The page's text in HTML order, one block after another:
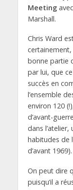
Meeting
Marshall.
Chris Ward
certainement,
bonne partie
par lui, que
succès en
l’ensemble
environ 120
d’avant-
dans l’atelier,
habitudes de
d’avant 1969).
On peut dire
puisqu’il a